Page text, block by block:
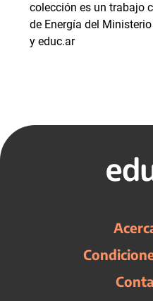
colección es un trabajo
de Energía del
y educ.ar